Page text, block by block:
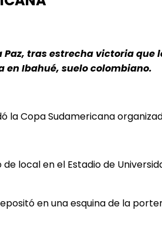
tras estrecha victoria que
Ibahué, suelo colombiano.
la Copa Sudamericana
local en el Estadio de
en una esquina de la